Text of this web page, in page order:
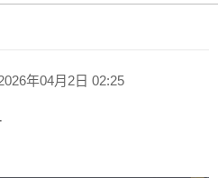
年04月2日 02:25